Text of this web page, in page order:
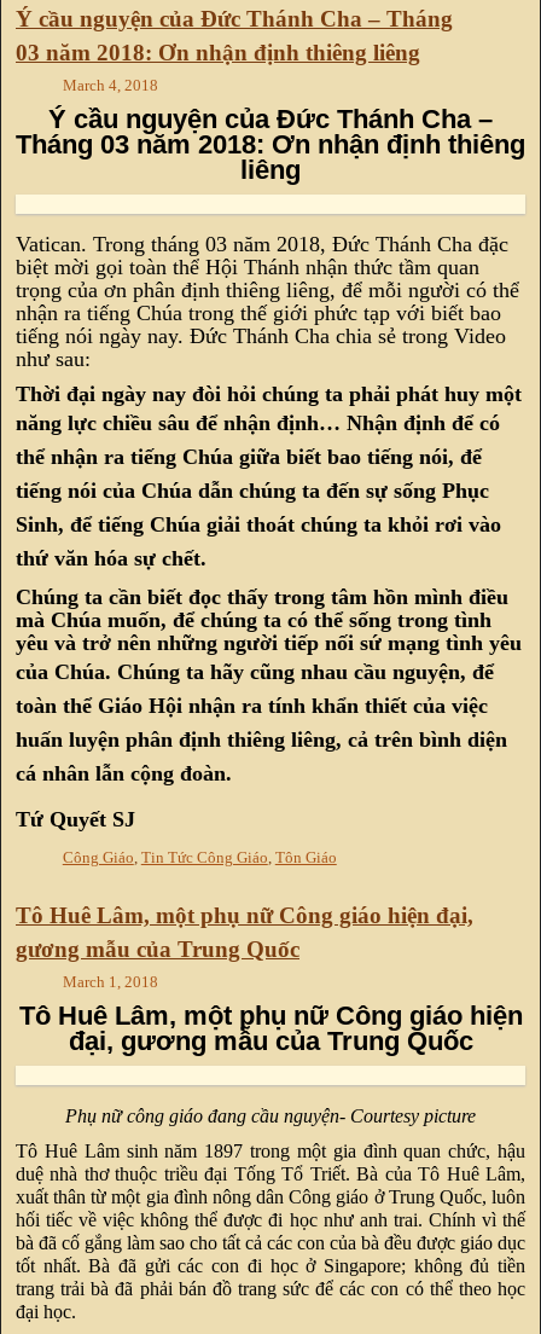
Ý cầu nguyện của Đức Thánh Cha – Tháng
03 năm 2018: Ơn nhận định thiêng liêng
March 4, 2018
Ý cầu nguyện của Đức Thánh Cha –
Tháng 03 năm 2018: Ơn nhận định thiêng
liêng
Vatican. Trong tháng 03 năm 2018, Đức Thánh Cha đặc
biệt mời gọi toàn thể Hội Thánh nhận thức tầm quan
trọng của ơn phân định thiêng liêng, để mỗi người có thể
nhận ra tiếng Chúa trong thế giới phức tạp với biết bao
tiếng nói ngày nay. Đức Thánh Cha chia sẻ trong Video
như sau:
Thời đại ngày nay đòi hỏi chúng ta phải phát huy một
năng lực chiều sâu để nhận định… Nhận định để có
thể nhận ra tiếng Chúa giữa biết bao tiếng nói, để
tiếng nói của Chúa dẫn chúng ta đến sự sống Phục
Sinh, để tiếng Chúa giải thoát chúng ta khỏi rơi vào
thứ văn hóa sự chết.
Chúng ta cần biết đọc thấy trong tâm hồn mình điều
mà Chúa muốn, để chúng ta có thể sống trong tình
yêu và trở nên những người tiếp nối sứ mạng tình yêu
của Chúa. Chúng ta hãy cũng nhau cầu nguyện, để
toàn thể Giáo Hội nhận ra tính khẩn thiết của việc
huấn luyện phân định thiêng liêng, cả trên bình diện
cá nhân lẫn cộng đoàn.
Tứ Quyết SJ
Công Giáo, Tin Tức Công Giáo, Tôn Giáo
Tô Huê Lâm, một phụ nữ Công giáo hiện đại,
gương mẫu của Trung Quốc
March 1, 2018
Tô Huê Lâm, một phụ nữ Công giáo hiện
đại, gương mẫu của Trung Quốc
Phụ nữ công giáo đang cầu nguyện- Courtesy picture
Tô Huê Lâm sinh năm 1897 trong một gia đình quan chức, hậu
duệ nhà thơ thuộc triều đại Tống Tổ Triết. Bà của Tô Huê Lâm,
xuất thân từ một gia đình nông dân Công giáo ở Trung Quốc, luôn
hối tiếc về việc không thể được đi học như anh trai. Chính vì thế
bà đã cố gắng làm sao cho tất cả các con của bà đều được giáo dục
tốt nhất. Bà đã gửi các con đi học ở Singapore; không đủ tiền
trang trải bà đã phải bán đồ trang sức để các con có thể theo học
đại học.